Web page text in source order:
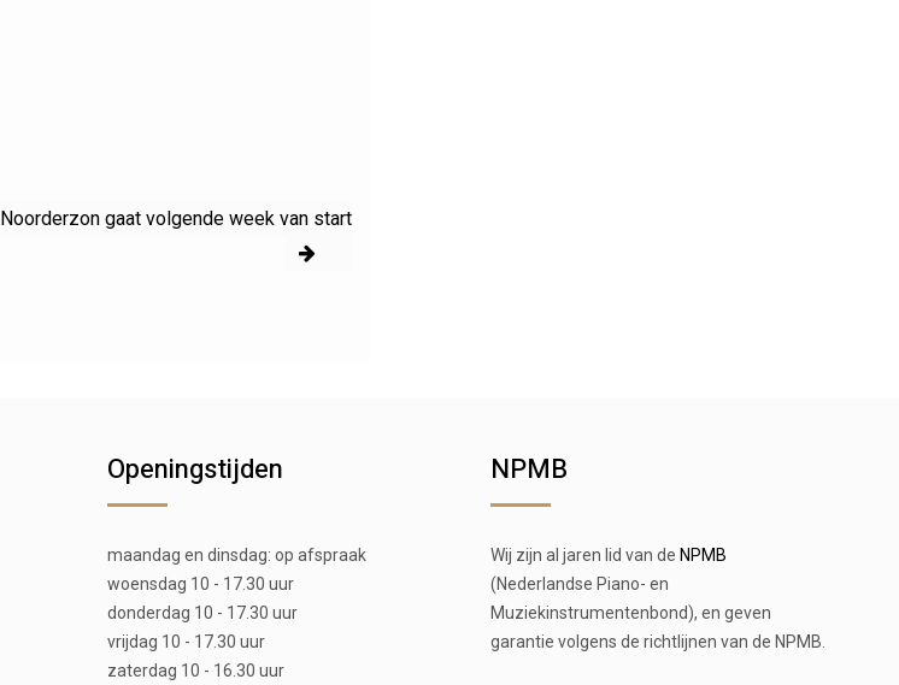
Next
Noorderzon gaat volgende week van start
Openingstijden
maandag en dinsdag: op afspraak
woensdag 10 - 17.30 uur
donderdag 10 - 17.30 uur
vrijdag 10 - 17.30 uur
zaterdag 10 - 16.30 uur
NPMB
Wij zijn al jaren lid van de NPMB
(Nederlandse Piano- en
Muziekinstrumentenbond), en geven
garantie volgens de richtlijnen van de NPMB.